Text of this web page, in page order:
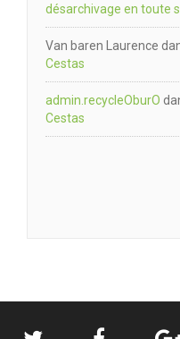
désarchivage en toute
Van baren Laurence
Cestas
admin.recycleOburO
Cestas